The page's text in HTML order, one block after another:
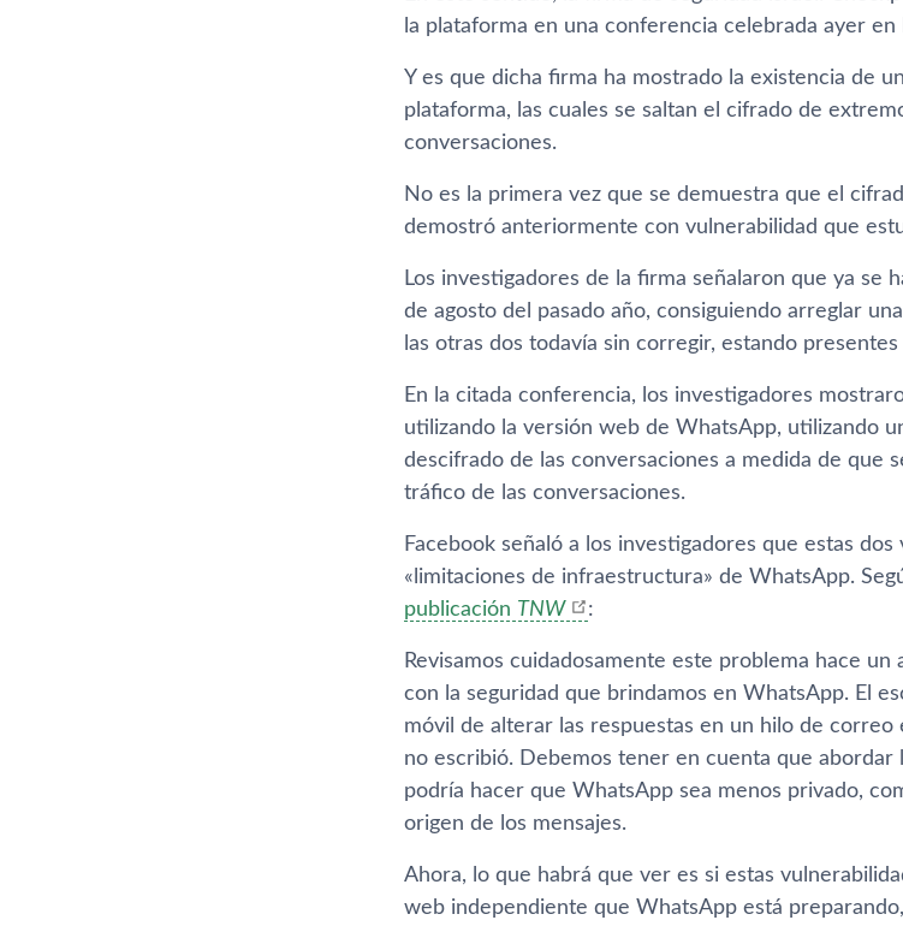
la plataforma en una conferencia celebrada ayer en
Y es que dicha firma ha mostrado la existencia de
plataforma, las cuales se saltan el cifrado de
conversaciones.
No es la primera vez que se demuestra que el
demostró anteriormente con vulnerabilidad que
Los investigadores de la firma señalaron que ya se
de agosto del pasado año, consiguiendo arreglar
las otras dos todavía sin corregir, estando
En la citada conferencia, los investigadores
utilizando la versión web de WhatsApp, utilizando
descifrado de las conversaciones a medida de que
tráfico de las conversaciones.
Facebook señaló a los investigadores que estas
«limitaciones de infraestructura» de WhatsApp.
publicación TNW :
Revisamos cuidadosamente este problema hace
con la seguridad que brindamos en WhatsApp. El
móvil de alterar las respuestas en un hilo de
no escribió. Debemos tener en cuenta que
podría hacer que WhatsApp sea menos privado,
origen de los mensajes.
Ahora, lo que habrá que ver es si estas
web independiente que WhatsApp está preparando,